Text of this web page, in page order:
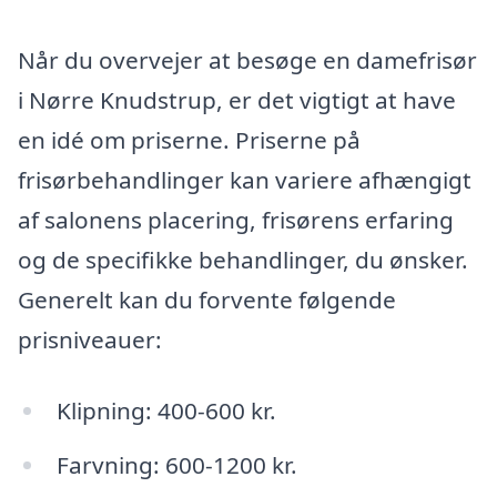
Når du overvejer at besøge en damefrisør
i Nørre Knudstrup, er det vigtigt at have
en idé om priserne. Priserne på
frisørbehandlinger kan variere afhængigt
af salonens placering, frisørens erfaring
og de specifikke behandlinger, du ønsker.
Generelt kan du forvente følgende
prisniveauer:
Klipning: 400-600 kr.
Farvning: 600-1200 kr.